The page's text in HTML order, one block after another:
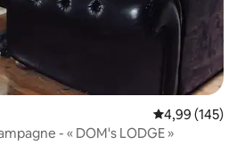
Évaluation
4,99 (145)
- « DOM's LODGE »